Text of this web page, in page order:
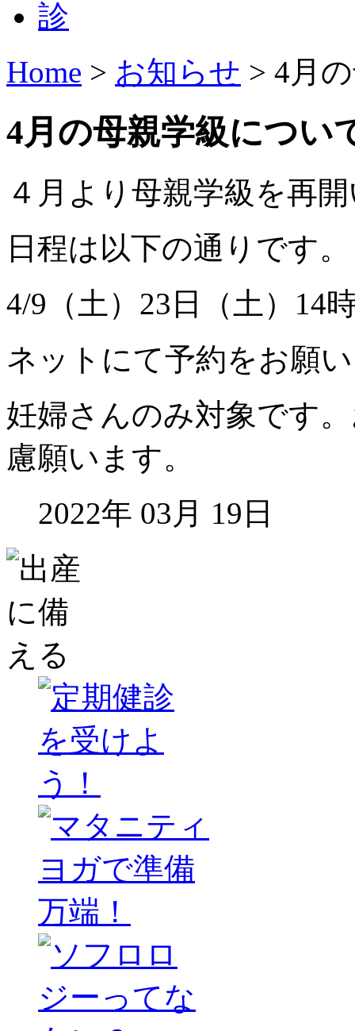
Home > お知らせ > 4月
4月の母親学級につい
４月より母親学級を再
日程は以下の通りです。
4/9（土）23日（土）14
ネットにて予約をお願
妊婦さんのみ対象です
慮願います。
2022年 03月 19日